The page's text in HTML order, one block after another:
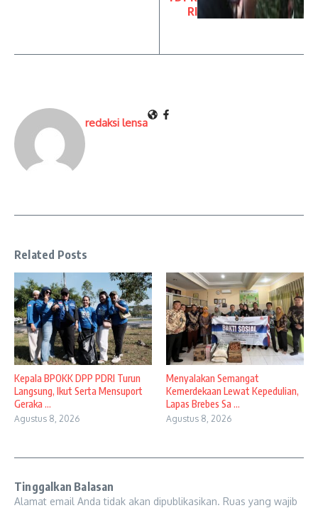
RI
redaksi lensa
Related Posts
Kepala BPOKK DPP PDRI Turun
Langsung, Ikut Serta Mensuport
Geraka ...
Agustus 8, 2026
Menyalakan Semangat
Kemerdekaan Lewat Kepedulian,
Lapas Brebes Sa ...
Agustus 8, 2026
Tinggalkan Balasan
Alamat email Anda tidak akan dipublikasikan. Ruas yang wajib